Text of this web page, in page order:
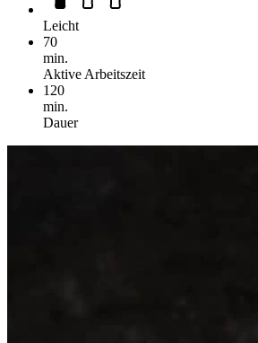
Leicht
70
min.
Aktive Arbeitszeit
120
min.
Dauer